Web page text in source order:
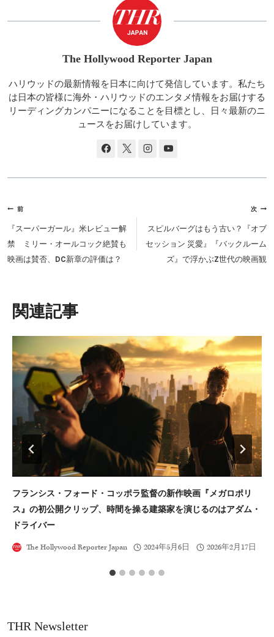
The Hollywood Reporter Japan
ハリウッドの最新情報を日本に向けて発信しています。私たち
は日本の皆様に海外・ハリウッドのエンタメ情報をお届けする
リーディングカンパニーになることを目標とし、日々最新のニ
ュースをお届けしています。
投
稿
ナ
ビ
シ
ョ
ン
前
『スーパーガール』米レビュー解
禁 ミリー・オールコック絶賛も
映画は賛否、DC新章の評価は？
次
スピルバーグはもう古い？『オブ
セッション 災愛』『バックルーム
ズ』で浮かぶZ世代の映画観
類似投稿
フランシス・フォード・コッポラ監督の新作映画『メガロポリ
ス』の初公開クリップ、時間を操る建築家を演じるのはアダム・
ドライバー
The Hollywood Reporter Japan 2024年5月6日 2026年2月17日
THR Newsletter